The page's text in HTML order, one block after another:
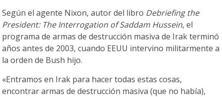
Según el agente Nixon, autor del libro Debriefing the
President: The Interrogation of Saddam Hussein, el
programa de armas de destrucción masiva de Irak terminó
años antes de 2003, cuando EEUU intervino militarmente a
la orden de Bush hijo.
«Entramos en Irak para hacer todas estas cosas,
encontrar armas de destrucción masiva (que no había),